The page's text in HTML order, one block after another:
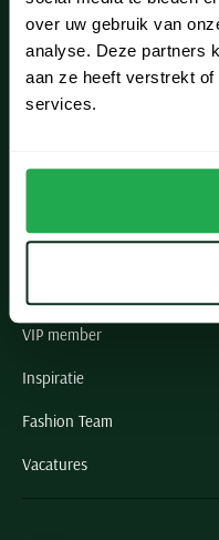
over uw gebruik van
analyse. Deze partners
aan ze heeft verstrekt
services.
Lisse
Noordwijk
Oegstgeest
Grote maten herenkleding
VIP member
Inspiratie
Fashion Team
Vacatures